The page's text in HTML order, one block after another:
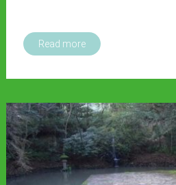
Read more